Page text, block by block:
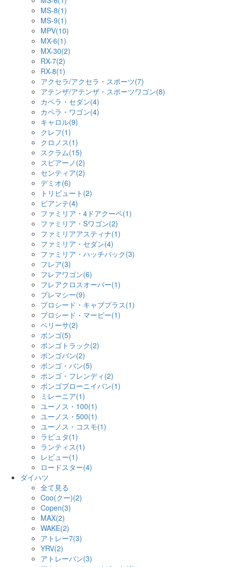
MS-8(1)
MS-9(1)
MPV(10)
MX-6(1)
MX-30(2)
RX-7(2)
RX-8(1)
アクセラ/アクセラ・スポーツ(7)
アテンザ/アテンザ・スポーツワゴン(8)
カペラ・セダン(4)
カペラ・ワゴン(4)
キャロル(9)
クレフ(1)
クロノス(1)
スクラム(15)
スピアーノ(2)
センティア(2)
デミオ(6)
トリビュート(2)
ビアンテ(4)
ファミリア・4ドアクーペ(1)
ファミリア・Sワゴン(2)
ファミリアアスティナ(1)
ファミリア・セダン(4)
ファミリア・ハッチバック(3)
フレア(3)
フレアワゴン(6)
フレアクロスオーバー(1)
プレマシー(9)
プロシード・キャブプラス(1)
プロシード・マービー(1)
ベリーサ(2)
ボンゴ(5)
ボンゴトラック(2)
ボンゴバン(2)
ボンゴ・バン(5)
ボンゴ・フレンディ(2)
ボンゴブローニイバン(1)
ミレーニア(1)
ユーノス・100(1)
ユーノス・500(1)
ユーノス・コスモ(1)
ラピュタ(1)
ランティス(1)
レビュー(1)
ロードスター(4)
ダイハツ
全て見る
Coo(クー)(2)
Copen(3)
MAX(2)
WAKE(2)
アトレー7(3)
YRV(2)
アトレーバン(3)